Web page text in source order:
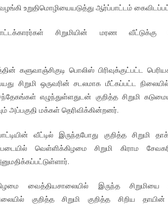
உறுதிமொழியையடுத்து ஆர்ப்பாட்டம்
சிறுமியின் மரண வீட்டுக்கு
களுவாஞ்சிகுடி பொலிஸ் பிரிவுக்குட்பட்ட
சிறுமி ஒருவரின் சடலமாக மீட்கப்பட்ட
எழுந்துள்ளதுடன் குறித்த சிறுமி
அப்பகுதி மக்கள் தெரிவிக்கின்றனர்.
வீட்டில் இருந்தபோது குறித்த சிறுமி
வெள்ளிக்கிழமை சிறுமி கிராம
.
வைத்தியசாலையில் இருந்த சிறுமியை
குறித்த சிறுமி குறித்த சிறிய தாயின்